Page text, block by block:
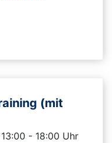
(mit
13:00 - 18:00 Uhr